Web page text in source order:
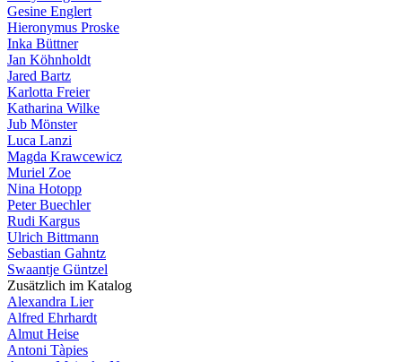
Gesine Englert
Hieronymus Proske
Inka Büttner
Jan Köhnholdt
Jared Bartz
Karlotta Freier
Katharina Wilke
Jub Mönster
Luca Lanzi
Magda Krawcewicz
Muriel Zoe
Nina Hotopp
Peter Buechler
Rudi Kargus
Ulrich Bittmann
Sebastian Gahntz
Swaantje Güntzel
Zusätzlich im Katalog
Alexandra Lier
Alfred Ehrhardt
Almut Heise
Antoni Tàpies